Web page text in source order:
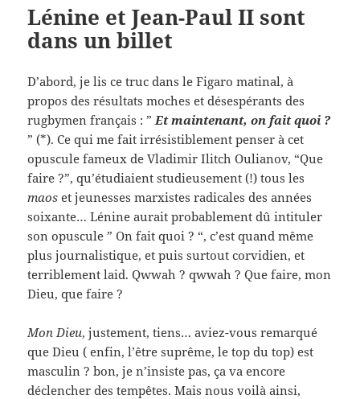
Lénine et Jean-Paul II sont
dans un billet
D’abord, je lis ce truc dans le Figaro matinal, à
propos des résultats moches et désespérants des
rugbymen français : ” Et maintenant, on fait quoi ?
” (*). Ce qui me fait irrésistiblement penser à cet
opuscule fameux de Vladimir Ilitch Oulianov, “Que
faire ?”, qu’étudiaient studieusement (!) tous les
maos et jeunesses marxistes radicales des années
soixante… Lénine aurait probablement dû intituler
son opuscule ” On fait quoi ? “, c’est quand même
plus journalistique, et puis surtout corvidien, et
terriblement laid. Qwwah ? qwwah ? Que faire, mon
Dieu, que faire ?
Mon Dieu, justement, tiens… aviez-vous remarqué
que Dieu ( enfin, l’être suprême, le top du top) est
masculin ? bon, je n’insiste pas, ça va encore
déclencher des tempêtes. Mais nous voilà ainsi,